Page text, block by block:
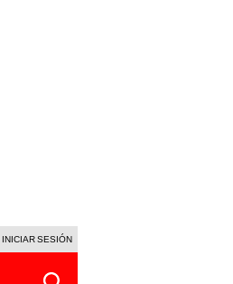
DE LUZ VIERNES 7 DE AGOSTO
INICIAR SESIÓN